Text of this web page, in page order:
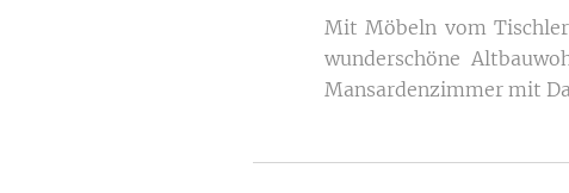
Mit Möbeln vom
wunderschöne
Mansardenzimmer mit